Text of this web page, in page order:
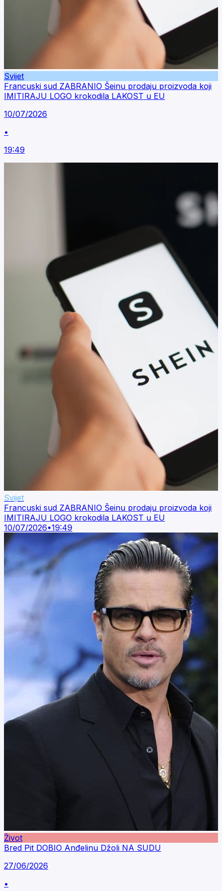
Svijet
Francuski sud ZABRANIO Šeinu prodaju proizvoda koji
IMITIRAJU LOGO krokodila LAKOST u EU
10/07/2026
•
19:49
Svijet
Francuski sud ZABRANIO Šeinu prodaju proizvoda koji
IMITIRAJU LOGO krokodila LAKOST u EU
10/07/2026•19:49
Život
Bred Pit DOBIO Anđelinu Džoli NA SUDU
27/06/2026
•